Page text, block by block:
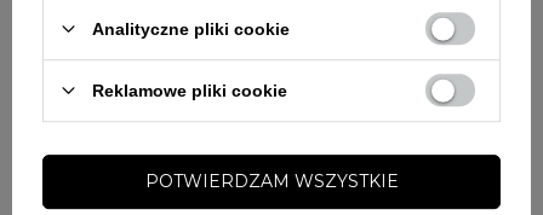
Ściągacze i żebrowane mankiety: elastyczne ściągacze na
rękawach i u dołu kurtki dla lepszego dopasowania i
zatrzymania ciepła
cyrkulacji powietrza
Analityczne pliki cookie
Reklamowe pliki cookie
POTWIERDZAM WSZYSTKIE